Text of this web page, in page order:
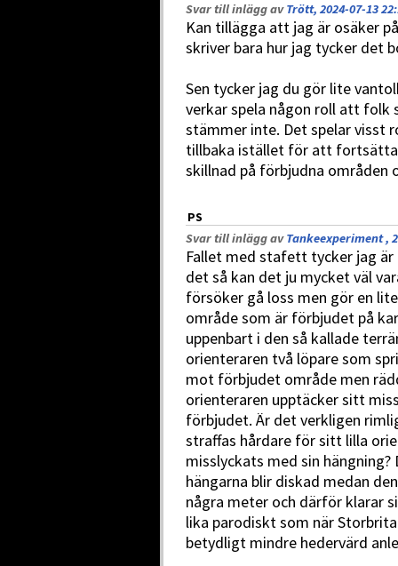
Svar till inlägg avTrött, 2024-07-13
Kan tillägga att jag är osäker
skriver bara hur jag tycker det
Sen tycker jag du gör lite
verkar spela någon roll att
stämmer inte. Det spelar visst
tillbaka istället för att
skillnad på förbjudna områden
PS
Svar till inlägg avTankeexperiment ,
Fallet med stafett tycker jag
det så kan det ju mycket väl
försöker gå loss men gör en
område som är förbjudet på
uppenbart i den så kallade
orienteraren två löpare som
mot förbjudet område men
orienteraren upptäcker sitt
förbjudet. Är det verkligen
straffas hårdare för sitt lilla
misslyckats med sin
hängarna blir diskad medan
några meter och därför klarar
lika parodiskt som när
betydligt mindre hedervärd